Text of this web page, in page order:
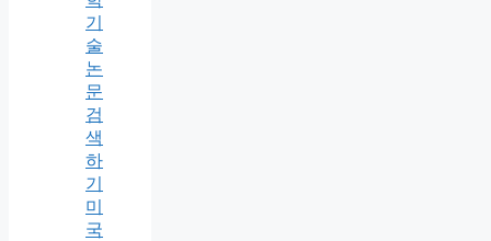
기
술
논
문
검
색
하
기
미
국